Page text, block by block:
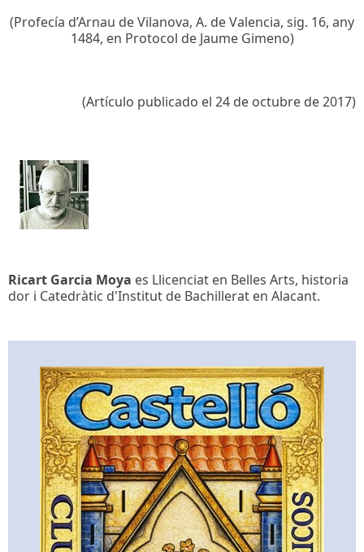
(Profecía d’Arnau de Vilanova, A. de Valencia, sig. 16, any
1484, en Protocol de Jaume Gimeno)
(Artículo publicado el 24 de octubre de 2017)
Ricart Garcia Moya es Llicenciat en Belles Arts, historia
dor i Catedràtic d'Institut de Bachillerat en Alacant.